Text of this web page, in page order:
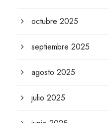
octubre 2025
septiembre 2025
agosto 2025
julio 2025